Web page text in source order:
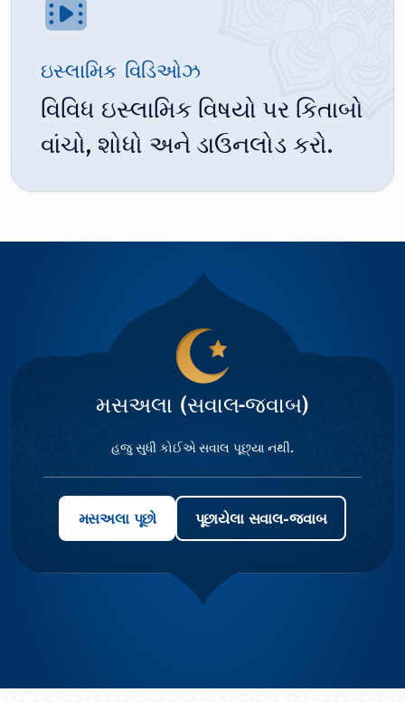
10
દસમું મોહર્રમ (૧૯૯૭ - મડાગાસ્કર)
મુલ્લા અસગર સાહેબ
ઇસ્લામિક વિડિઓઝ
વિવિધ ઇસ્લામિક વિષયો પર કિતાબો
વાંચો, શોધો અને ડાઉનલોડ કરો.
મસઅલા (સવાલ-જવાબ)
હજુ સુધી કોઈએ સવાલ પૂછ્યા નથી.
મસઅલા પૂછો પૂછાયેલા સવાલ-જવાબ